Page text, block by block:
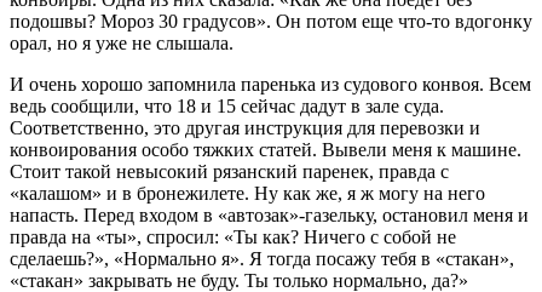
подошвы? Мороз 30 градусов». Он потом еще что-то вдогонку
орал, но я уже не слышала.
И очень хорошо запомнила паренька из судового конвоя. Всем
ведь сообщили, что 18 и 15 сейчас дадут в зале суда.
Соответственно, это другая инструкция для перевозки и
конвоирования особо тяжких статей. Вывели меня к машине.
Стоит такой невысокий рязанский паренек, правда с
«калашом» и в бронежилете. Ну как же, я ж могу на него
напасть. Перед входом в «автозак»-газельку, остановил меня и
правда на «ты», спросил: «Ты как? Ничего с собой не
сделаешь?», «Нормально я». Я тогда посажу тебя в «стакан»,
«стакан» закрывать не буду. Ты только нормально, да?»